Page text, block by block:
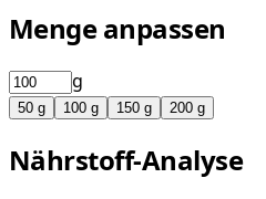
Menge anpassen
g
50 g 100 g 150 g 200 g
Nährstoff-Analyse